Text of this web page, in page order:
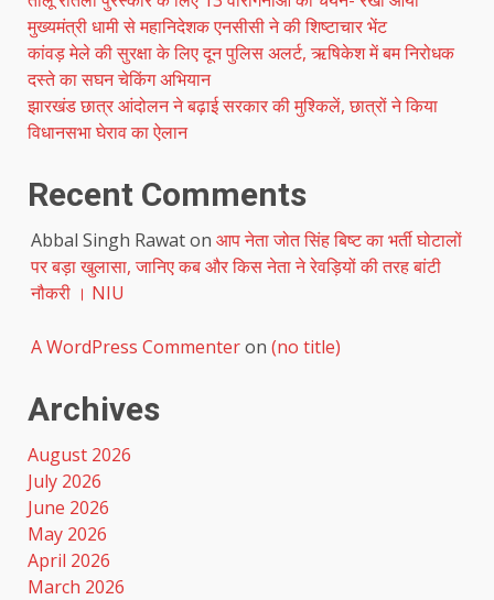
मुख्यमंत्री धामी से महानिदेशक एनसीसी ने की शिष्टाचार भेंट
कांवड़ मेले की सुरक्षा के लिए दून पुलिस अलर्ट, ऋषिकेश में बम निरोधक
दस्ते का सघन चेकिंग अभियान
झारखंड छात्र आंदोलन ने बढ़ाई सरकार की मुश्किलें, छात्रों ने किया
विधानसभा घेराव का ऐलान
Recent Comments
Abbal Singh Rawaton आप नेता जोत सिंह बिष्ट का भर्ती घोटालों
पर बड़ा खुलासा, जानिए कब और किस नेता ने रेवड़ियों की तरह बांटी
नौकरी । NIU
A WordPress Commenteron (no title)
Archives
August 2026
July 2026
June 2026
May 2026
April 2026
March 2026